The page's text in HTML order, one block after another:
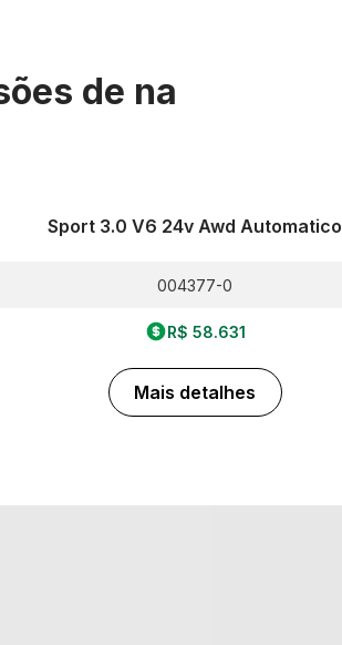
de na
Sport 3.0 V6 24v Awd Automatico
004377-0
R$ 58.631
Mais detalhes